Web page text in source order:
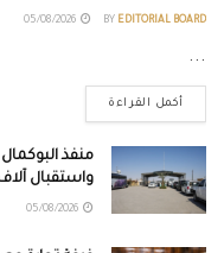
BY EDITORIAL BOARD
...
أكمل القراءة
منفذ
واستقبال